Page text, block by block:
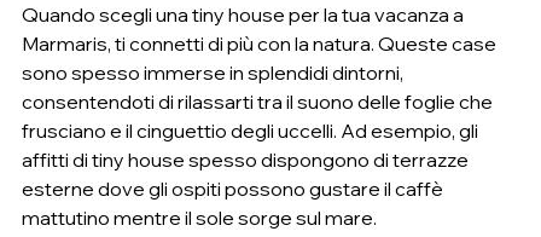
Quando scegli una tiny house per la tua vacanza a
Marmaris, ti connetti di più con la natura. Queste case
sono spesso immerse in splendidi dintorni,
consentendoti di rilassarti tra il suono delle foglie che
frusciano e il cinguettio degli uccelli. Ad esempio, gli
affitti di tiny house spesso dispongono di terrazze
esterne dove gli ospiti possono gustare il caffè
mattutino mentre il sole sorge sul mare.